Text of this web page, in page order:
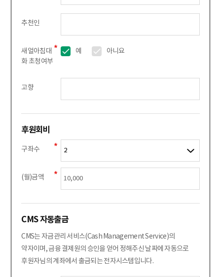
추천인
새얼아침대
화 초청여부
예 아니요
고향
후원회비
구좌수
(월)금액
CMS 자동출금
CMS는 자금관리 서비스(Cash Management Service)의
약자이며, 금융 결제원의 승인을 얻어 정해주신 날짜에 자동으로
후원자님의 계좌에서 출금되는 전자시스템입니다.